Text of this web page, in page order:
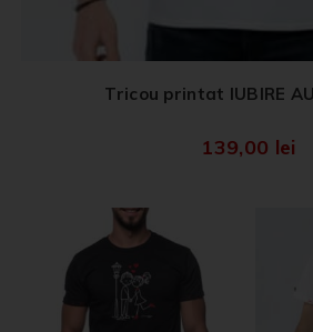
Tricou printat IUBIRE
139,00 lei